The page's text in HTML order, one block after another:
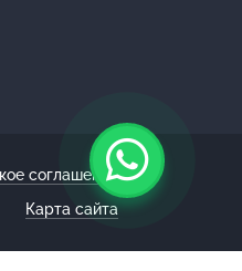
соглашение
Карта сайта